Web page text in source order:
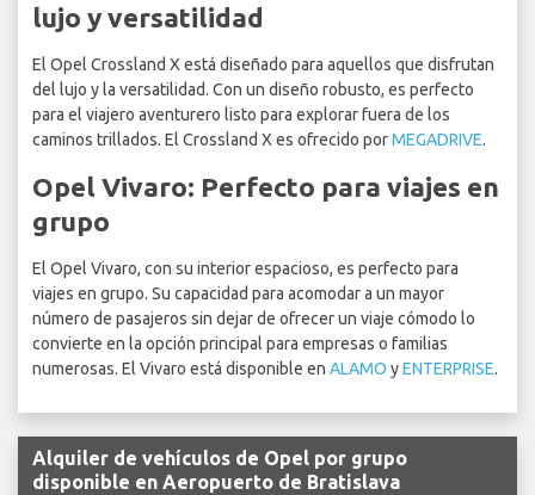
lujo y versatilidad
El Opel Crossland X está diseñado para aquellos que disfrutan
del lujo y la versatilidad. Con un diseño robusto, es perfecto
para el viajero aventurero listo para explorar fuera de los
caminos trillados. El Crossland X es ofrecido porMEGADRIVE.
Opel Vivaro: Perfecto para viajes en
grupo
El Opel Vivaro, con su interior espacioso, es perfecto para
viajes en grupo. Su capacidad para acomodar a un mayor
número de pasajeros sin dejar de ofrecer un viaje cómodo lo
convierte en la opción principal para empresas o familias
numerosas. El Vivaro está disponible en ALAMO yENTERPRISE.
Alquiler de vehículos de Opel por grupo
disponible en Aeropuerto de Bratislava